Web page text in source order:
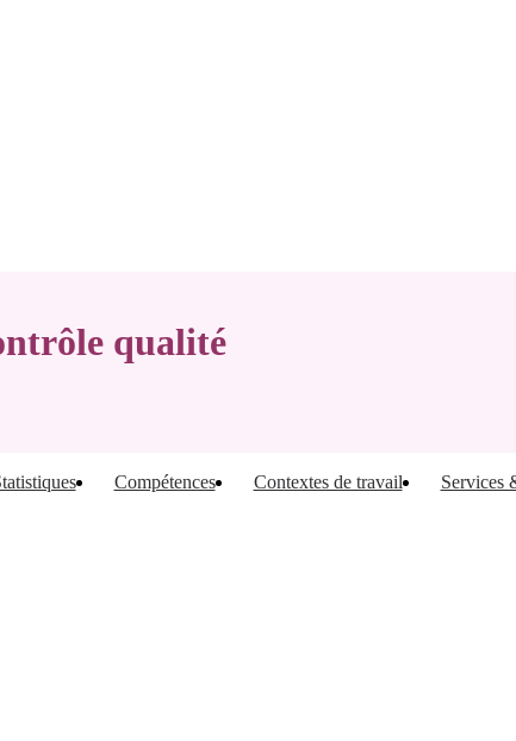
qualité
Compétences Contextes de travail Services